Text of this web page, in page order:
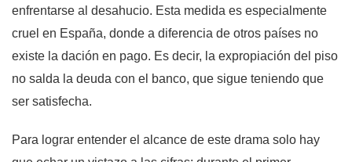
enfrentarse al desahucio. Esta medida es especialmente
cruel en España, donde a diferencia de otros países no
existe la dación en pago. Es decir, la expropiación del piso
no salda la deuda con el banco, que sigue teniendo que
ser satisfecha.
Para lograr entender el alcance de este drama solo hay